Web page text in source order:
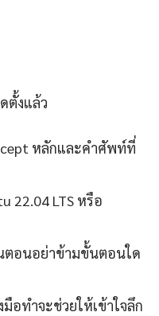
ตั้งแล้ว
หลักและคำศัพท์ที่
22.04 LTS หรือ
ตอนอย่าข้ามขั้นตอนใด
มือทำจะช่วยให้เข้าใจลึก